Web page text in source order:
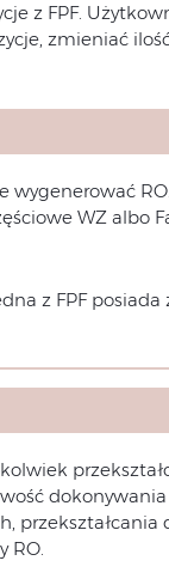
z FPF.
zmieniać
wygenerować
WZ albo
z FPF posiada
dokonywania
przekształcania
RO.